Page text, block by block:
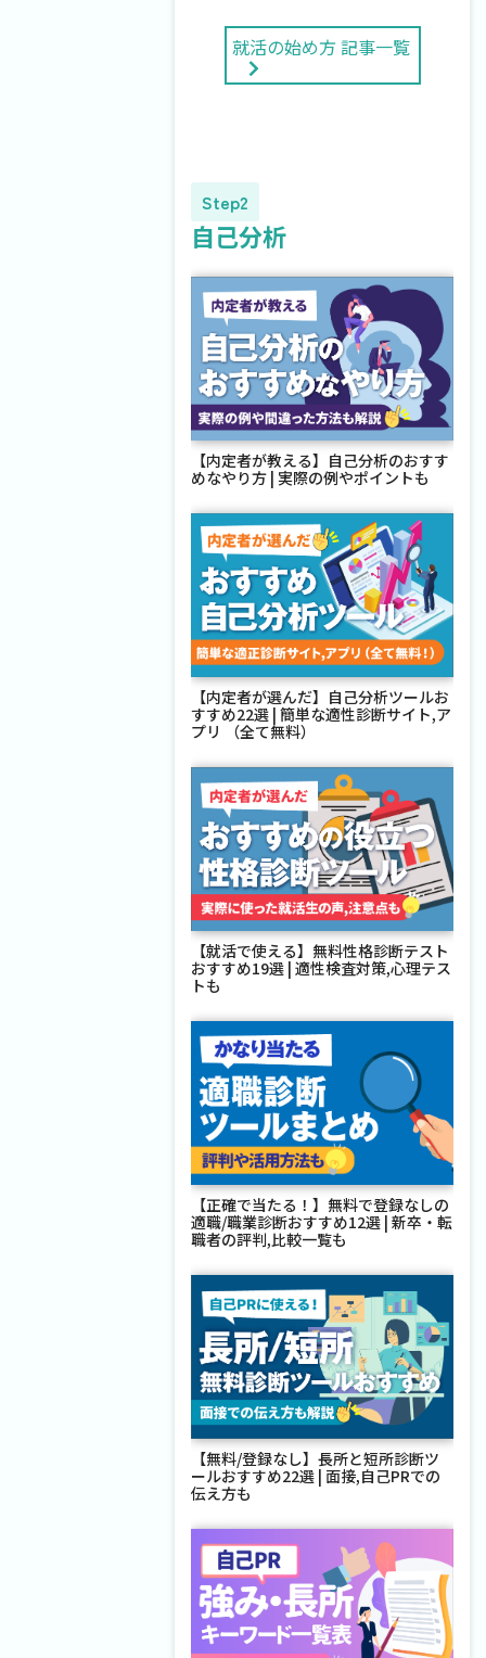
就活の始め方 記事一覧
Step2
自己分析
【内定者が教える】自己分析のおすす
めなやり方 | 実際の例やポイントも
【内定者が選んだ】自己分析ツールお
すすめ22選 | 簡単な適性診断サイト,ア
プリ （全て無料）
【就活で使える】無料性格診断テスト
おすすめ19選 | 適性検査対策,心理テス
トも
【正確で当たる！】無料で登録なしの
適職/職業診断おすすめ12選 | 新卒・転
職者の評判,比較一覧も
【無料/登録なし】長所と短所診断ツ
ールおすすめ22選 | 面接,自己PRでの
伝え方も